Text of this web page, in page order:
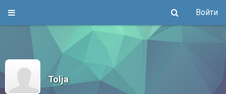
Войти
Tolja